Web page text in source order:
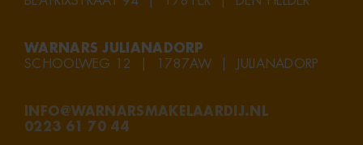
WARNARS JULIANADORP
SCHOOLWEG 12 | 1787AW | JULIANADORP
INFO@WARNARSMAKELAARDIJ.NL
0223 61 70 44